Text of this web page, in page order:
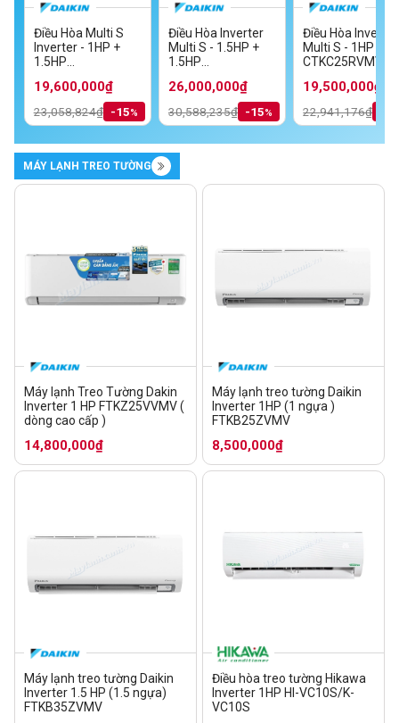
Điều Hòa Multi S
Inverter - 1HP +
1.5HP
19,600,000₫
23,058,824₫ -15
Điều Hòa Inverter
Multi S - 1.5HP +
1.5HP
26,000,000₫
30,588,235₫ -15
Điều Hòa Inverter
Multi S - 1HP +
19,500,000₫
22,941,176₫
MÁY LẠNH TREO TƯỜNG
Máy lạnh Treo Tường Dakin
Inverter 1 HP FTKZ25VVMV (
dòng cao cấp )
14,800,000₫
Máy lạnh treo tường Daikin
Inverter 1HP (1 ngựa )
FTKB25ZVMV
8,500,000₫
Máy lạnh treo tường Daikin
Inverter 1.5 HP (1.5 ngựa)
FTKB35ZVMV
Điều hòa treo tường Hikawa
Inverter 1HP HI-VC10S/K-
VC10S